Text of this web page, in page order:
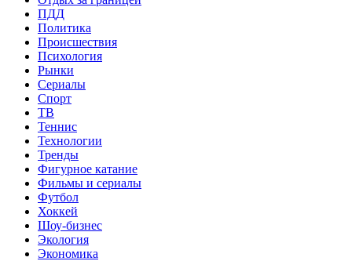
ПДД
Политика
Происшествия
Психология
Рынки
Сериалы
Спорт
ТВ
Теннис
Технологии
Тренды
Фигурное катание
Фильмы и сериалы
Футбол
Хоккей
Шоу-бизнес
Экология
Экономика